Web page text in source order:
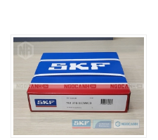
THÔNG TIN HỮU ÍCH
•Vòng bi SKF chính hãng, Những
•Xuất xứ vòng bi SKF chính hãng ở
Chất lượng vòng bi SKF chính hãng